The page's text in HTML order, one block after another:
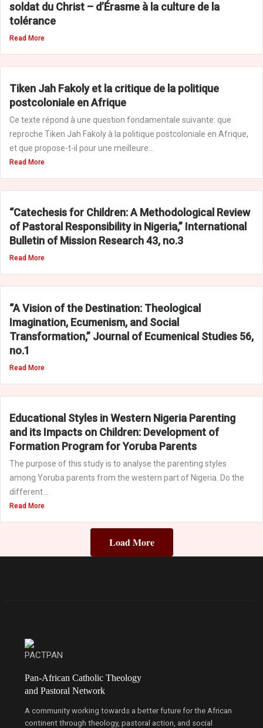
soldat du Christ – d’Érasme à la culture de la
tolérance
Read More
Tiken Jah Fakoly et la critique de la politique
postcoloniale en Afrique
Ce texte répond à une question fondamentale suivante: que
reproche Tiken Jah Fakoly à la politique postcoloniale en Afrique,
et que propose-t-il pour une meilleure...
Read More
“Catechesis for Children: A Methodological Review
of Pastoral Responsibility in Nigeria,” International
Bulletin of Mission Research 43, no.3
Read More
“A Vision of the Destination: Theological
Imagination, Ecumenism, and Social
Transformation,” Journal of Ecumenical Studies 56,
no.1
Read More
Educational Styles in Western Nigeria Parenting
and its Impacts on Children: Development of
Formation Program for Yoruba Parents
The purpose of this study is to analyse the parenting styles
among Yoruba parents from the western part of Nigeria. Do the
different...
Read More
Load More
Pan-African Catholic Theology
and Pastoral Network
A community working towards a better future for the African
continent through theology, pastoral action, and social